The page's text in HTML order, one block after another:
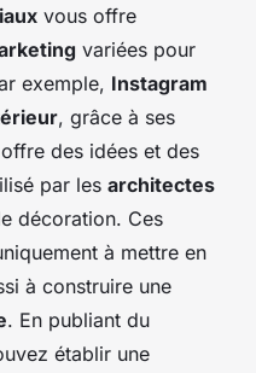
vous offre
variées pour
exemple, Instagram
, grâce à ses
offre des idées et des
par les architectes
décoration. Ces
à mettre en
à construire une
. En publiant du
établir une